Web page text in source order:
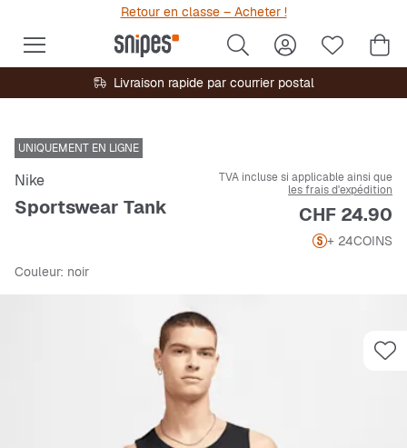
Retour en classe – Acheter !
Livraison rapide par courrier postal
UNIQUEMENT EN LIGNE
Nike
Sportswear Tank
TVA incluse si applicable ainsi que
les frais d'expédition
Prix
CHF 24.90
+ 24COINS
Couleur: noir